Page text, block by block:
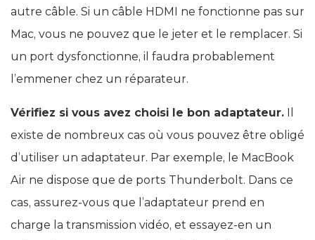
autre câble. Si un câble HDMI ne fonctionne pas sur
Mac, vous ne pouvez que le jeter et le remplacer. Si
un port dysfonctionne, il faudra probablement
l’emmener chez un réparateur.
Vérifiez si vous avez choisi le bon adaptateur. Il
existe de nombreux cas où vous pouvez être obligé
d’utiliser un adaptateur. Par exemple, le MacBook
Air ne dispose que de ports Thunderbolt. Dans ce
cas, assurez-vous que l’adaptateur prend en
charge la transmission vidéo, et essayez-en un